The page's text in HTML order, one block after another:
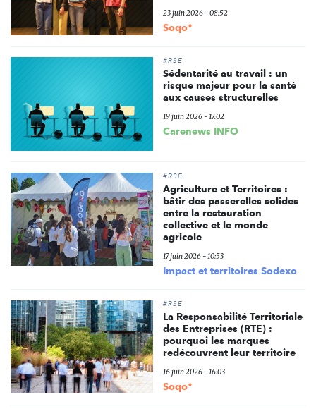
23 juin 2026 - 08:52
Soqo*
#RSE
Sédentarité au travail : un
risque majeur pour la santé
aux causes structurelles
19 juin 2026 - 17:02
Carenews INFO
#RSE
Agriculture et Territoires :
bâtir des passerelles solides
entre la restauration
collective et le monde
agricole
17 juin 2026 - 10:53
Impact et territoires Sodexo
#RSE
La Responsabilité Territoriale
des Entreprises (RTE) :
pourquoi les marques
redécouvrent leur territoire
16 juin 2026 - 16:03
Soqo*